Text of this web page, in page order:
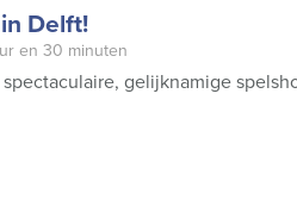
Delft!
en 30 minuten
gelijknamige